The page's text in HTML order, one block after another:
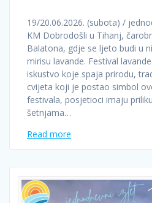
19/20.06.2026. (subota) /
KM Dobrodošli u Tihanj,
Balatona, gdje se ljeto budi u
mirisu lavande. Festival
iskustvo koje spaja prirodu,
cvijeta koji je postao simbol
festivala, posjetioci imaju
šetnjama…
Read more